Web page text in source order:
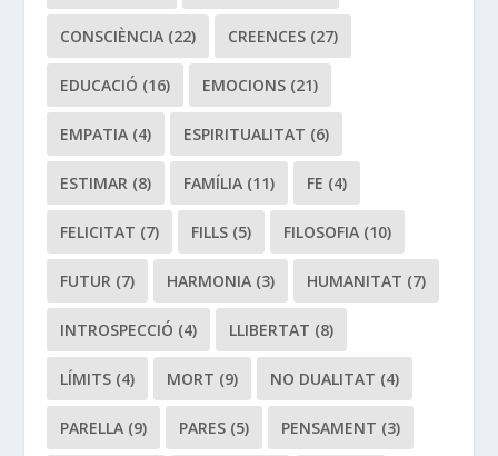
CONSCIÈNCIA (22) CREENCES (27)
EDUCACIÓ (16) EMOCIONS (21)
EMPATIA (4) ESPIRITUALITAT (6)
ESTIMAR (8) FAMÍLIA (11) FE (4)
FELICITAT (7) FILLS (5) FILOSOFIA (10)
FUTUR (7) HARMONIA (3) HUMANITAT (7)
INTROSPECCIÓ (4) LLIBERTAT (8)
LÍMITS (4) MORT (9) NO DUALITAT (4)
PARELLA (9) PARES (5) PENSAMENT (3)